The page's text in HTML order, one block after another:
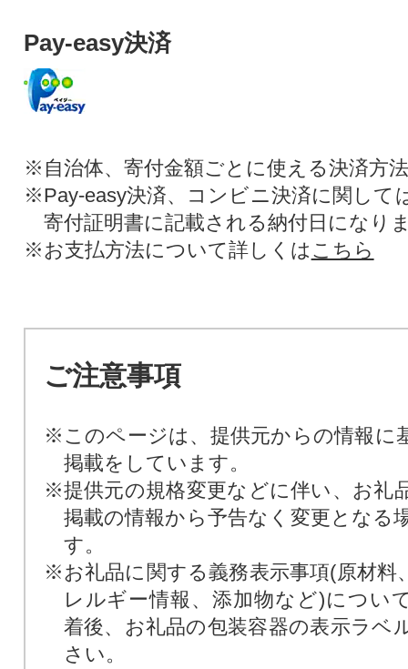
Pay-easy決済
※自治体、寄付金額ごとに使える決済方
※Pay-easy決済、コンビニ決済に関して
寄付証明書に記載される納付日になり
※お支払方法について詳しくは こちら
ご注意事項
※このページは、提供元からの情報に
掲載をしています。
※提供元の規格変更などに伴い、お礼
掲載の情報から予告なく変更となる
す。
※お礼品に関する義務表示事項(原材料
レルギー情報、添加物など)につい
着後、お礼品の包装容器の表示ラベ
さい。